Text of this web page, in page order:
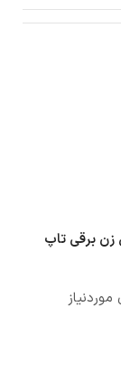
برقی تاپ